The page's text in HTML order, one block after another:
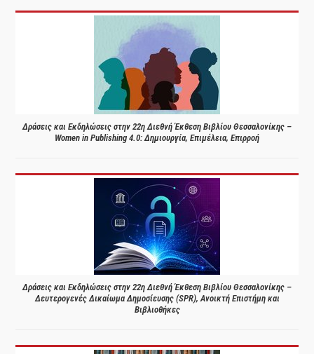
Δράσεις και Εκδηλώσεις στην 22η Διεθνή Έκθεση Βιβλίου Θεσσαλονίκης –
Women in Publishing 4.0: Δημιουργία, Επιμέλεια, Επιρροή
Δράσεις και Εκδηλώσεις στην 22η Διεθνή Έκθεση Βιβλίου Θεσσαλονίκης –
Δευτερογενές Δικαίωμα Δημοσίευσης (SPR), Ανοικτή Επιστήμη και
Βιβλιοθήκες